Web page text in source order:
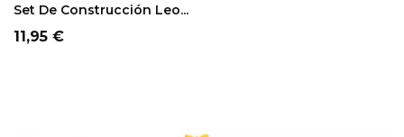
Set De Construcción Leo...
Precio
11,95 €